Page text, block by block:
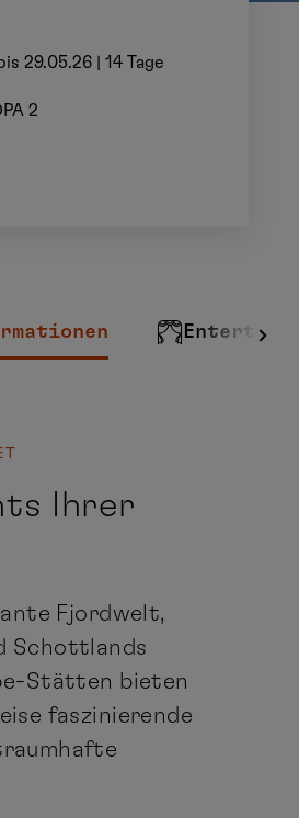
29.05.26 14 Tage
2
Ihrer
Fjordwelt,
Schottlands
Stätten bieten
faszinierende